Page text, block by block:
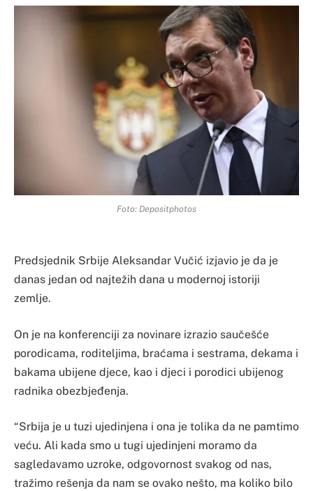
Foto: Depositphotos
Predsjednik Srbije Aleksandar Vučić izjavio je da je
danas jedan od najtežih dana u modernoj istoriji
zemlje.
On je na konferenciji za novinare izrazio saučešće
porodicama, roditeljima, braćama i sestrama, dekama i
bakama ubijene djece, kao i djeci i porodici ubijenog
radnika obezbjeđenja.
“Srbija je u tuzi ujedinjena i ona je tolika da ne pamtimo
veću. Ali kada smo u tugi ujedinjeni moramo da
sagledavamo uzroke, odgovornost svakog od nas,
tražimo rešenja da nam se ovako nešto, ma koliko bilo